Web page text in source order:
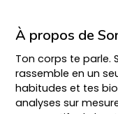
À propos de
Ton corps te parle.
rassemble en un
habitudes et tes
analyses sur